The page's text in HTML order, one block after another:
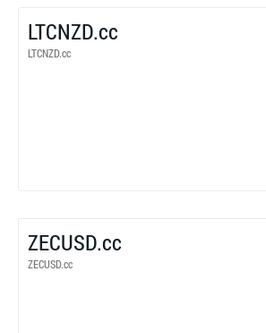
LTCNZD.cc
LTCNZD.cc
ZECUSD.cc
ZECUSD.cc